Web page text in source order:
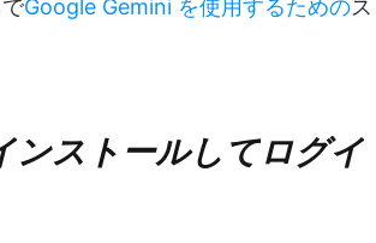
Google Gemini を使用するためのス
ンストールしてログイ